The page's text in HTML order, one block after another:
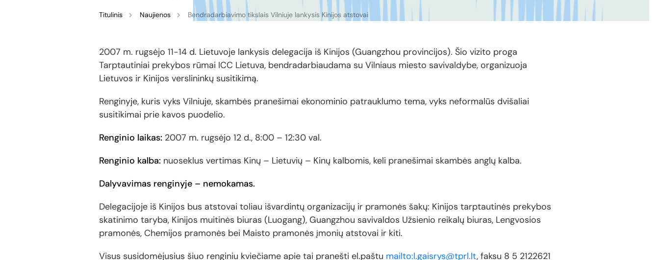
Titulinis Naujienos Bendradarbiavimo tikslais Vilniuje lankysis Kinijos atstovai
2007 m. rugsėjo 11-14 d. Lietuvoje lankysis delegacija iš Kinijos (Guangzhou provincijos). Šio vizito proga
Tarptautiniai prekybos rūmai ICC Lietuva, bendradarbiaudama su Vilniaus miesto savivaldybe, organizuoja
Lietuvos ir Kinijos verslininkų susitikimą.
Renginyje, kuris vyks Vilniuje, skambės pranešimai ekonominio patrauklumo tema, vyks neformalūs dvišaliai
susitikimai prie kavos puodelio.
Renginio laikas: 2007 m. rugsėjo 12 d., 8:00 – 12:30 val.
Renginio kalba: nuoseklus vertimas Kinų – Lietuvių – Kinų kalbomis, keli pranešimai skambės anglų kalba.
Dalyvavimas renginyje – nemokamas.
Delegacijoje iš Kinijos bus atstovai toliau išvardintų organizacijų ir pramonės šakų: Kinijos tarptautinės prekybos
skatinimo taryba, Kinijos muitinės biuras (Luogang), Guangzhou savivaldos Užsienio reikalų biuras, Lengvosios
pramonės, Chemijos pramonės bei Maisto pramonės įmonių atstovai ir kiti.
Visus susidomėjusius šiuo renginiu kviečiame apie tai pranešti el.paštu mailto:l.gaisrys@tprl.lt, faksu 8 5 2122621